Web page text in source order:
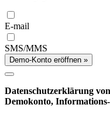
E-mail
SMS/MMS
Demo-Konto eröffnen »
Datenschutzerklärung
Demokonto,